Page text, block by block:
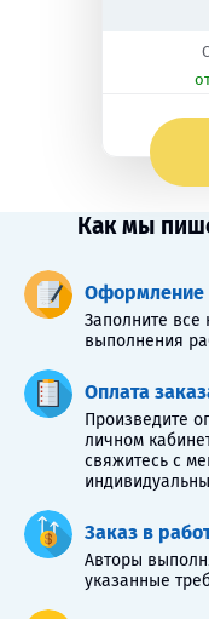
Как мы
Оформление
Заполните
выполнения
Оплата
Произведите
личном
свяжитесь с
Заказ в
Авторы
указанные